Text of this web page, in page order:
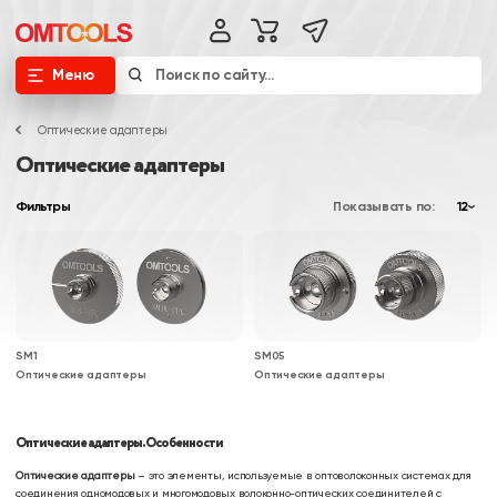
Меню
Оптические адаптеры
Оптические адаптеры
Фильтры Показывать по: 12
SM1
Оптические адаптеры
SM05
Оптические адаптеры
Оптические адаптеры. Особенности
Оптические адаптеры– это элементы, используемые в оптоволоконных системах для
соединения одномодовых и многомодовых волоконно-оптических соединителей с